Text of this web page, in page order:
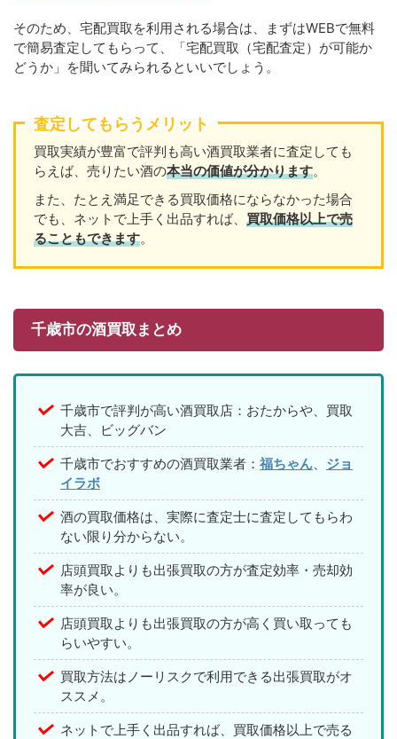
そのため、宅配買取を利用される場合は、まずはWEBで無料
で簡易査定してもらって、「宅配買取（宅配査定）が可能か
どうか」を聞いてみられるといいでしょう。
査定してもらうメリット
買取実績が豊富で評判も高い酒買取業者に査定しても
らえば、売りたい酒の本当の価値が分かります。
また、たとえ満足できる買取価格にならなかった場合
でも、ネットで上手く出品すれば、 買取価格以上で売
ることもできます。
千歳市の酒買取まとめ
千歳市で評判が高い酒買取店：おたからや、買取
大吉、ビッグバン
千歳市でおすすめの酒買取業者： 福ちゃん
ジョ
イラボ
酒の買取価格は、実際に査定士に査定してもらわ
ない限り分からない。
店頭買取よりも出張買取の方が査定効率・売却効
率が良い。
店頭買取よりも出張買取の方が高く買い取っても
らいやすい。
買取方法はノーリスクで利用できる出張買取がオ
ススメ。
ネットで上手く出品すれば、買取価格以上で売る